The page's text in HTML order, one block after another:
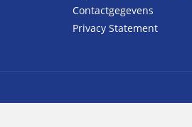
Contactgegevens
Privacy Statement